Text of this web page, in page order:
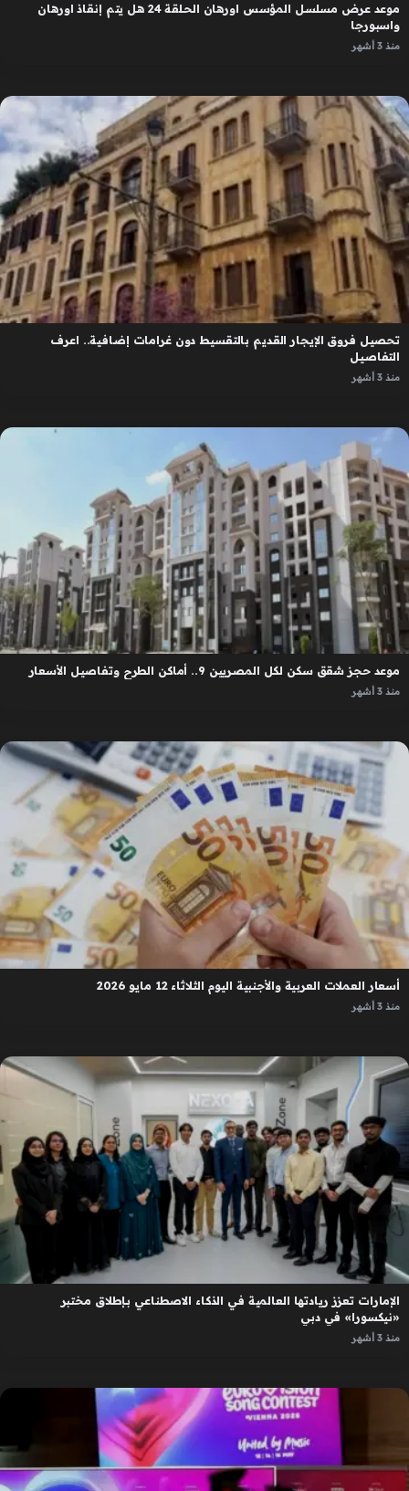
موعد عرض مسلسل المؤسس اورهان الحلقة 24 هل يتم إنقاذ اورهان
واسبورجا
منذ 3 أشهر
تحصيل فروق الإيجار القديم بالتقسيط دون غرامات إضافية.. اعرف
التفاصيل
منذ 3 أشهر
موعد حجز شقق سكن لكل المصريين 9.. أماكن الطرح وتفاصيل الأسعار
منذ 3 أشهر
أسعار العملات العربية والأجنبية اليوم الثلاثاء 12 مايو 2026
منذ 3 أشهر
الإمارات تعزز ريادتها العالمية في الذكاء الاصطناعي بإطلاق مختبر
«نيكسورا» في دبي
منذ 3 أشهر